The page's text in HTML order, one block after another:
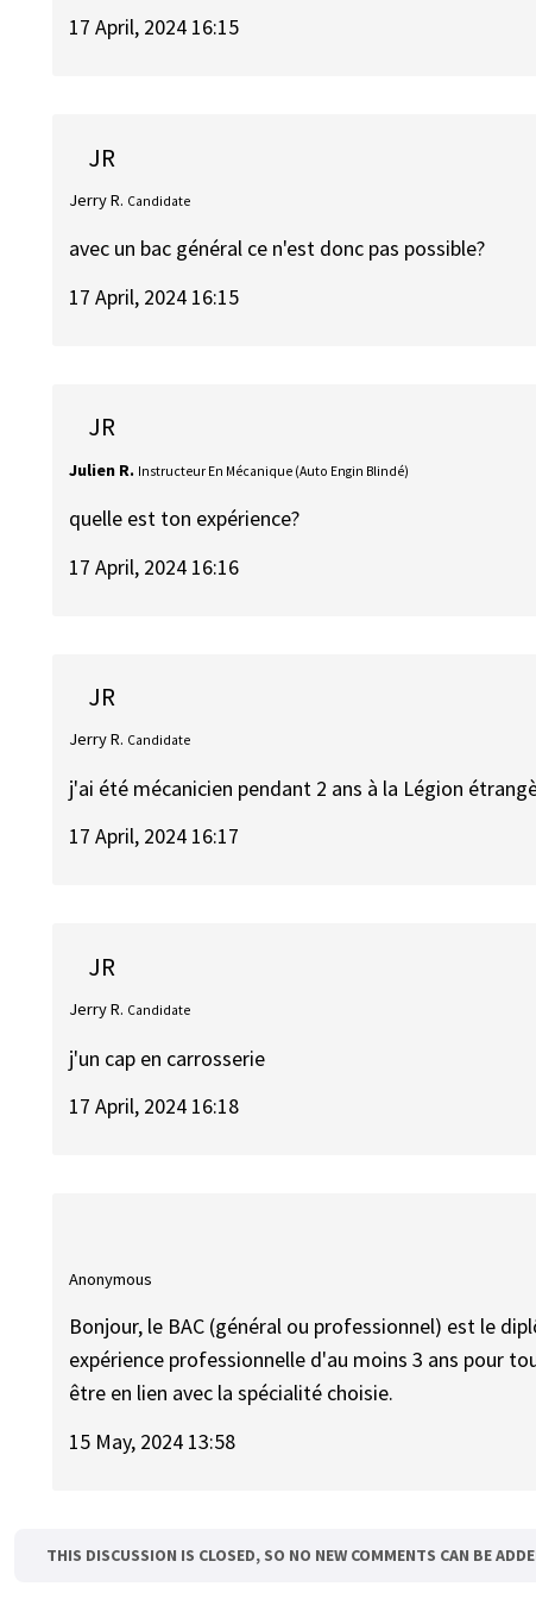
17 April, 2024 16:15
JR
Jerry R. Candidate
avec un bac général ce n'est donc pas possible?
17 April, 2024 16:15
JR
Julien R. Instructeur En Mécanique (Auto Engin Blindé)
quelle est ton expérience?
17 April, 2024 16:16
JR
Jerry R. Candidate
j'ai été mécanicien pendant 2 ans à la Légion
17 April, 2024 16:17
JR
Jerry R. Candidate
j'un cap en carrosserie
17 April, 2024 16:18
Anonymous
Bonjour, le BAC (général ou professionnel) est le
expérience professionnelle d'au moins 3 ans pour
être en lien avec la spécialité choisie.
15 May, 2024 13:58
THIS DISCUSSION IS CLOSED, SO NO NEW COMMENTS CAN BE